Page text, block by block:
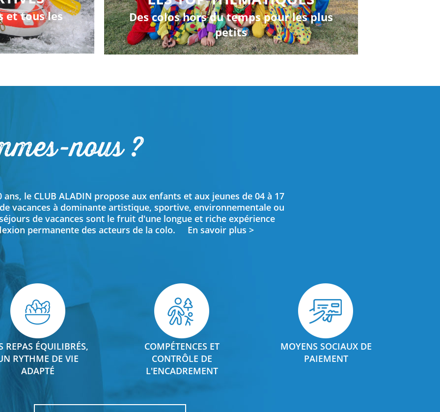
et tous les
Des colos hors du temps pour les plus
petits
nous ?
le CLUB ALADIN propose aux enfants et aux jeunes de 04 à 17
vacances à dominante artistique, sportive, environnementale ou
de vacances sont le fruit d'une longue et riche expérience
permanente des acteurs de la colo.
En savoir plus >
REPAS ÉQUILIBRÉS,
RYTHME DE VIE
ADAPTÉ
COMPÉTENCES ET
CONTRÔLE DE
L'ENCADREMENT
MOYENS SOCIAUX DE
PAIEMENT